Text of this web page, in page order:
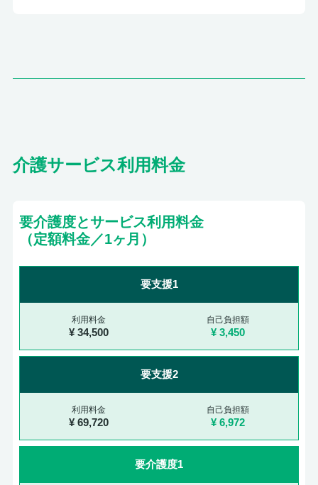
介護サービス利用料金
要介護度とサービス利用料金
（定額料金／1ヶ月）
要支援1
34,500 3,450
要支援2
69,720 6,972
要介護度1